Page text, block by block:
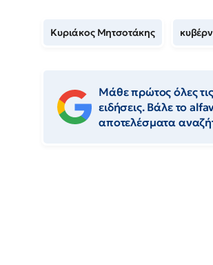
Κυριάκος Μητσοτάκης
Μάθε πρώτος όλες
ειδήσεις. Βάλε το
αποτελέσματα